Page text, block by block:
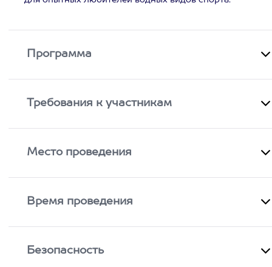
Программа
Требования к участникам
Место проведения
Время проведения
Безопасность